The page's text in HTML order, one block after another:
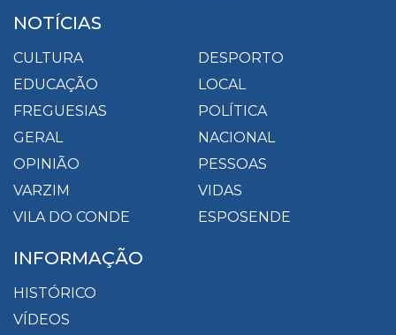
NOTÍCIAS
CULTURA
DESPORTO
EDUCAÇÃO
LOCAL
FREGUESIAS
POLÍTICA
GERAL
NACIONAL
OPINIÃO
PESSOAS
VARZIM
VIDAS
VILA DO CONDE
ESPOSENDE
INFORMAÇÃO
HISTÓRICO
VÍDEOS